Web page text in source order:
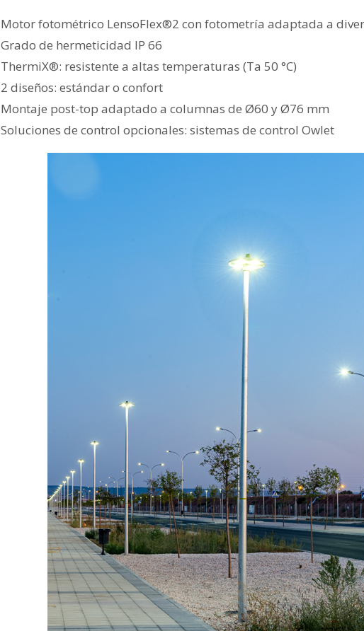
Motor fotométrico LensoFlex®2 con fotometría adaptada a
Grado de hermeticidad IP 66
ThermiX®: resistente a altas temperaturas (Ta 50 °C)
2 diseños: estándar o confort
Montaje post-top adaptado a columnas de Ø60 y Ø76 mm
Soluciones de control opcionales: sistemas de control Owlet